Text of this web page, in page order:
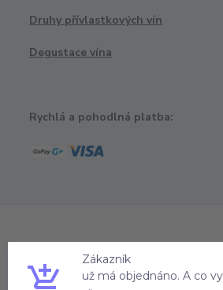
Druhy přívlastkových vín
Degustace vína
Rychlá a pohodlná platba:
už má objednáno. A co vy?
včera